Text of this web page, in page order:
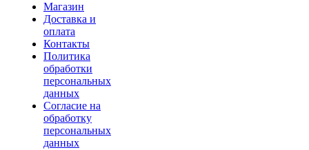
Магазин
Доставка и
оплата
Контакты
Политика
обработки
персональных
данных
Согласие на
обработку
персональных
данных